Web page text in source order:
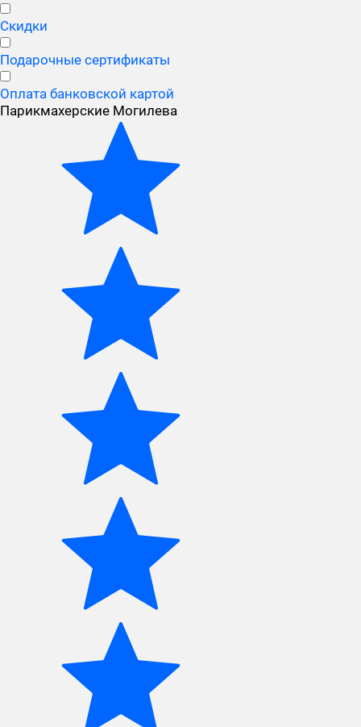
Скидки
Подарочные сертификаты
Оплата банковской картой
Парикмахерские Могилева